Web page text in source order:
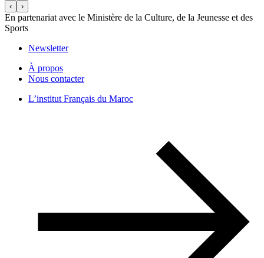
‹ ›
En partenariat avec le Ministère de la Culture, de la Jeunesse et des
Sports
Newsletter
À propos
Nous contacter
L’institut Français du Maroc